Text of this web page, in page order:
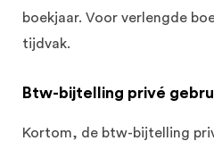
boekjaar. Voor verlengde
tijdvak.
Btw-bijtelling privé
Kortom, de btw-bijtelling